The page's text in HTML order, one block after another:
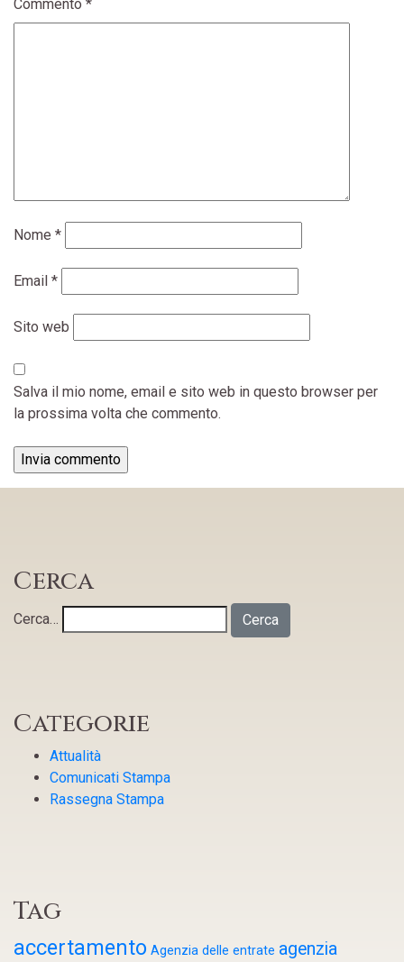
Commento *
Nome *
Email *
Sito web
Salva il mio nome, email e sito web in questo browser per
la prossima volta che commento.
Cerca
Cerca…
Categorie
Attualità
Comunicati Stampa
Rassegna Stampa
Tag
accertamento Agenzia delle entrate agenzia